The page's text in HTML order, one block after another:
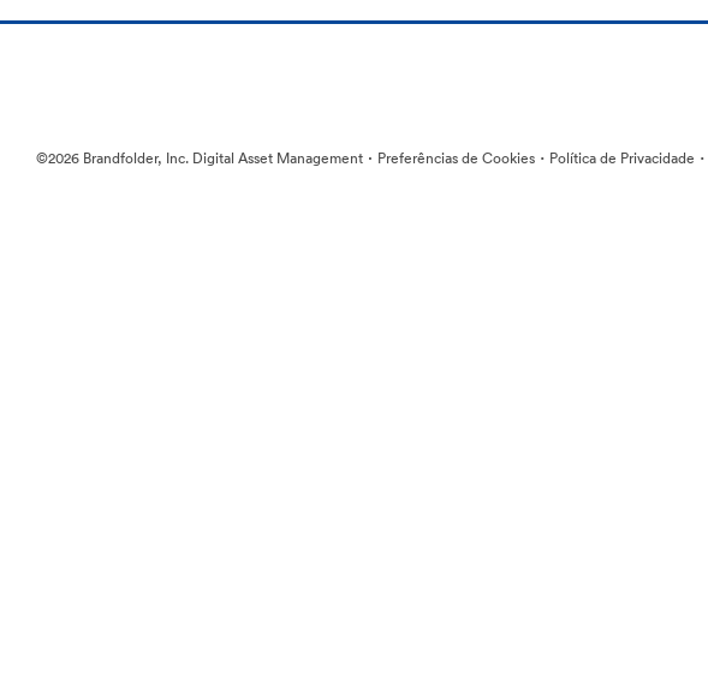
©2026 Brandfolder, Inc. Digital Asset Management · Preferências de Cookies · Política de Privacidade ·